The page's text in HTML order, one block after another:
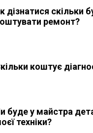
дізнатися скільки
ремонт?
коштує
буде у майстра
техніки?